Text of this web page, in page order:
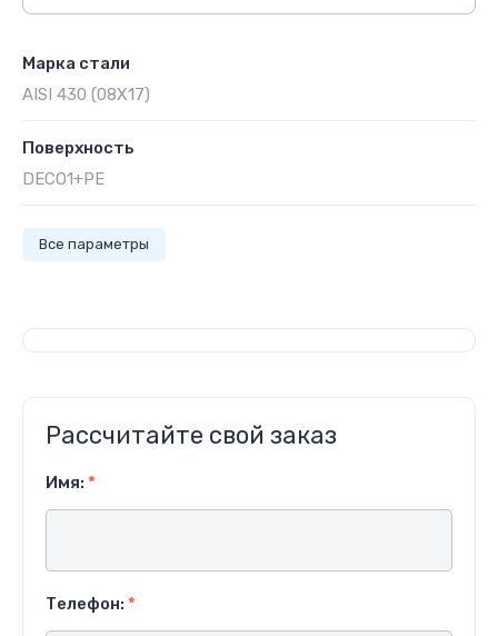
Марка стали
AISI 430 (08Х17)
Поверхность
DECO1+PE
Все параметры
Рассчитайте свой заказ
Имя: *
Телефон: *